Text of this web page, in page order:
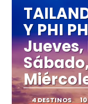
Y PHI
Jueves,
4 DESTINOS